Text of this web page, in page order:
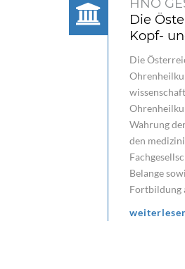
HNO
Die
Kopf-
Die
Wahrung
den
Belange
Fortbildung